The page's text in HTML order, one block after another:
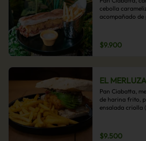
cebolla
acompañado de
$9.900
EL MERLUZA
Pan Ciabatta,
de harina frito,
ensalada criolla
$9.500